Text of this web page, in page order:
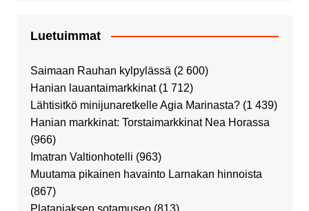
Luetuimmat
Saimaan Rauhan kylpylässä (2 600)
Hanian lauantaimarkkinat (1 712)
Lähtisitkö minijunaretkelle Agia Marinasta? (1 439)
Hanian markkinat: Torstaimarkkinat Nea Horassa
(966)
Imatran Valtionhotelli (963)
Muutama pikainen havainto Larnakan hinnoista
(867)
Plataniaksen sotamuseo (813)